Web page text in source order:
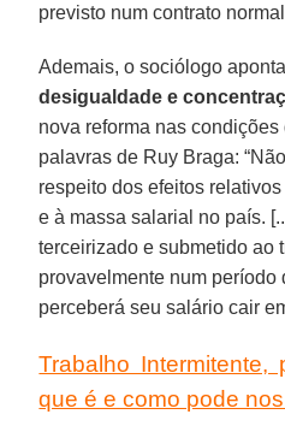
previsto num contrato normal
Ademais, o sociólogo
desigualdade e
nova reforma nas
palavras de Ruy Braga:
respeito dos efeitos
e à massa salarial no país.
terceirizado e submetido ao
provavelmente num período
perceberá seu salário cair
Trabalho Intermitente,
que é e como pode